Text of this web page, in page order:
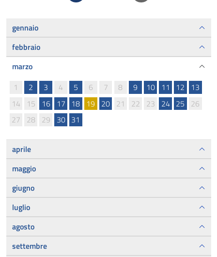
gennaio
febbraio
marzo
1
2 3 4 5 6 7 8 9 10 11 12
13
14
15 16 17 18 19 20 21 22 23 24 25
26
27
28 29 30 31
aprile
maggio
giugno
luglio
agosto
settembre